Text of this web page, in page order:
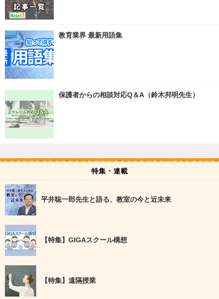
教育業界 最新用語集
保護者からの相談対応Q＆A（鈴木邦明先生）
特集・連載
平井聡一郎先生と語る、教室の今と近未来
【特集】GIGAスクール構想
【特集】遠隔授業